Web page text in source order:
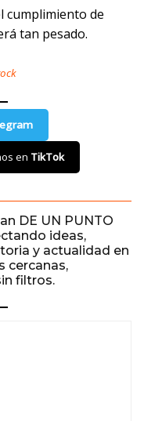
cumplimiento de
tan pesado.
en TikTok
DE UN PUNTO
ideas,
y actualidad en
cercanas,
filtros.